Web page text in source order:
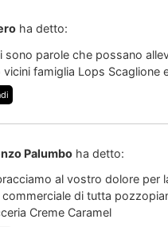
ha detto:
sono parole che possano
vicini famiglia Lops Scaglione
Palumbo ha detto:
al vostro dolore per
commerciale di tutta
Creme Caramel